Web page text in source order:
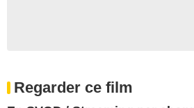
Regarder ce film